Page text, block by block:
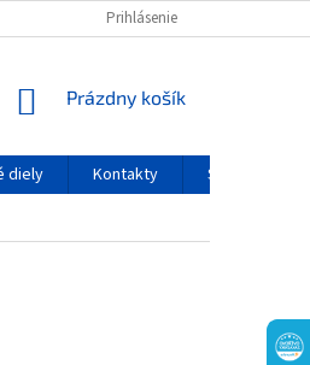
Prihlásenie
NÁKUPNÝ KOŠÍK
Prázdny košík
diely Kontakty Servis